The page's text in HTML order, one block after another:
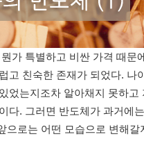
가 특별하고 비싼 가격 때문
고 친숙한 존재가 되었다. 나
었는지조차 알아채지 못하고
다. 그러면 반도체가 과거에
으로는 어떤 모습으로 변해갈